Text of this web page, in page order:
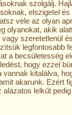
szolgálj.
elszigetel
vele az olyan
olyanokat, akik
vagy szeretetlenül
legfontosabb
a becsületesség
hogy ezzel
vannak kitalálva,
akarunk. Ezért
alázatos lelkűt